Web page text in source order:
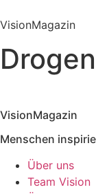
VisionMagazin
VisionMagazin
Menschen
Über uns
Team Vision